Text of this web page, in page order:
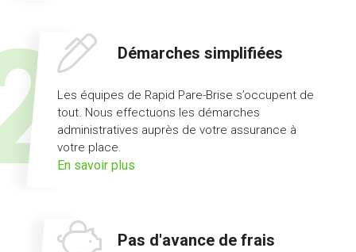
€
Démarches simplifiées
Les équipes de Rapid Pare-Brise s’occupent de
tout. Nous effectuons les démarches
administratives auprès de votre assurance à
votre place.
En savoir plus
Pas d'avance de frais